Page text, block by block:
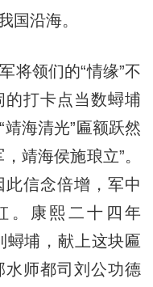
国沿海。
领们的“情缘”不
的打卡点当数蟳埔
海清光”匾额跃然
靖海侯施琅立”。
信念倍增，军中
。康熙二十四年
蟳埔，献上这块匾
水师都司刘公功德